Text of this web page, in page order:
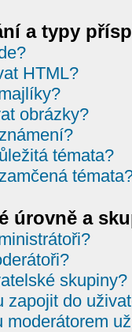
a typy
HTML?
obrázky?
témata?
úrovně a
skupiny?
zapojit do
moderátorem